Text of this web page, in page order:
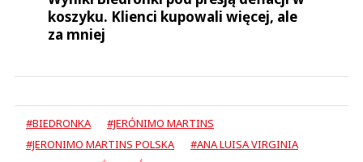
Wyniki Biedronki pod presją deflacji w
koszyku. Klienci kupowali więcej, ale
za mniej
#JERONIMO MARTINS POLSKA